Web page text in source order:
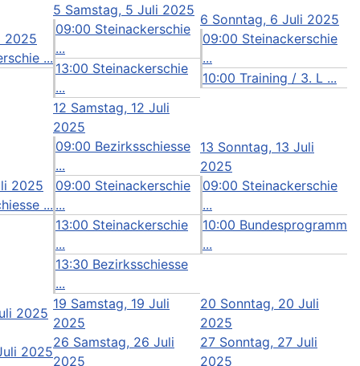
2025
...
5 Samstag, 5 Juli 2025
09:00 Steinackerschie
...
13:00 Steinackerschie
...
6 Sonntag, 6 Juli 2025
09:00 Steinackerschie
...
10:00 Training / 3. L ...
2025
...
12 Samstag, 12 Juli
2025
09:00 Bezirksschiesse
...
09:00 Steinackerschie
...
13:00 Steinackerschie
...
13:30 Bezirksschiesse
...
13 Sonntag, 13 Juli
2025
09:00 Steinackerschie
...
10:00 Bundesprogramm
...
2025
19 Samstag, 19 Juli
2025
20 Sonntag, 20 Juli
2025
2025
26 Samstag, 26 Juli
2025
27 Sonntag, 27 Juli
2025